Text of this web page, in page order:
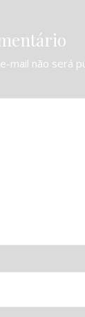
mail não será